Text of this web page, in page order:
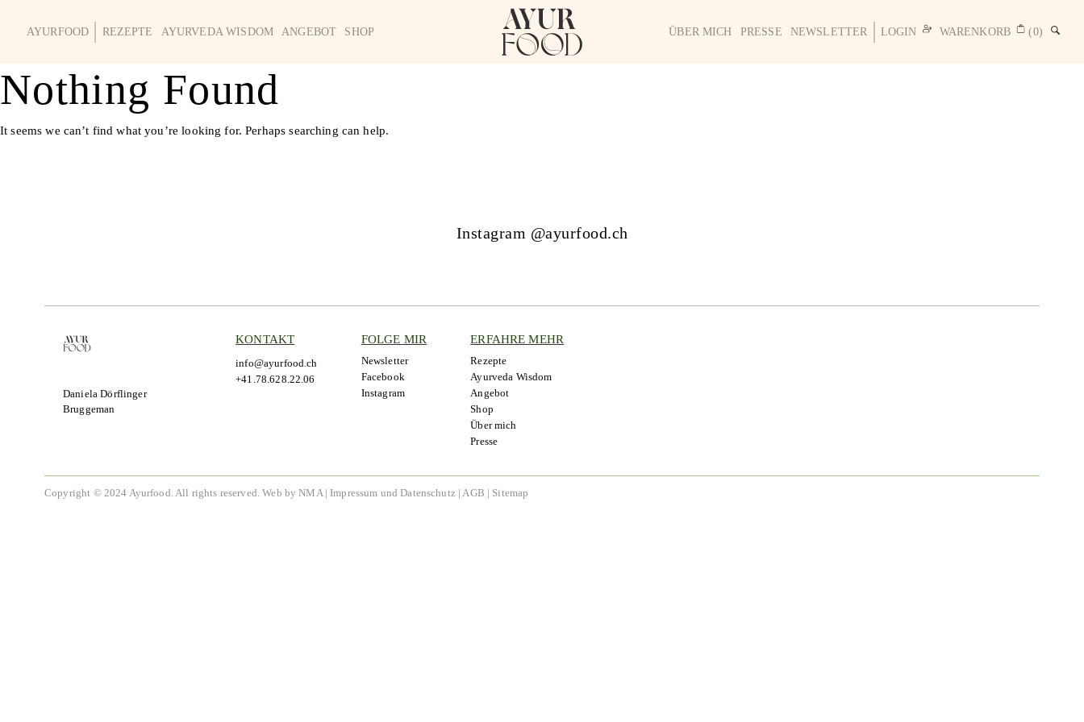
AYURFOOD REZEPTE AYURVEDA WISDOM ANGEBOT SHOP ÜBER MICH PRESSE NEWSLETTER LOGIN WARENKORB (0)
Nothing Found
It seems we can’t find what you’re looking for. Perhaps searching can help.
Instagram @ayurfood.ch
Daniela Dörflinger
Bruggeman
KONTAKT
info@ayurfood.ch
+41.78.628.22.06
FOLGE MIR
Newsletter
Facebook
Instagram
ERFAHRE MEHR
Rezepte
Ayurveda Wisdom
Angebot
Shop
Über mich
Presse
Copyright © 2024 Ayurfood. All rights reserved.Web by NMA | Impressum und Datenschutz| AGB | Sitemap